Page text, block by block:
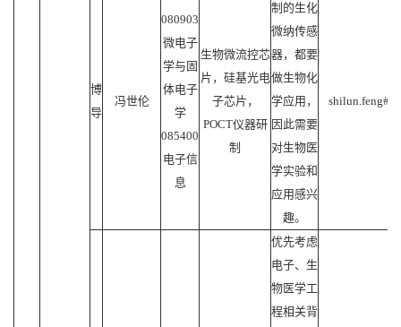
博
导
冯世伦
080903
微电子
学与固
体电子
学
085400
电子信
息
生物微流控芯
片，硅基光电
子芯片，
POCT仪器研
制
制的生化
微纳传感
器，都要
做生物化
学应用，
因此需要
对生物医
学实验和
应用感兴
趣。
优先考虑
电子、生
物医学工
程相关背